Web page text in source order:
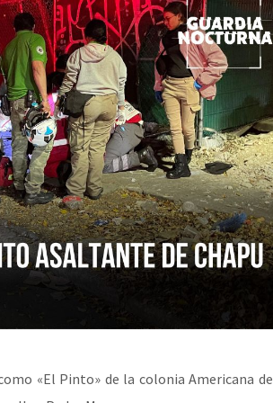
«El Pinto» de la colonia Americana de